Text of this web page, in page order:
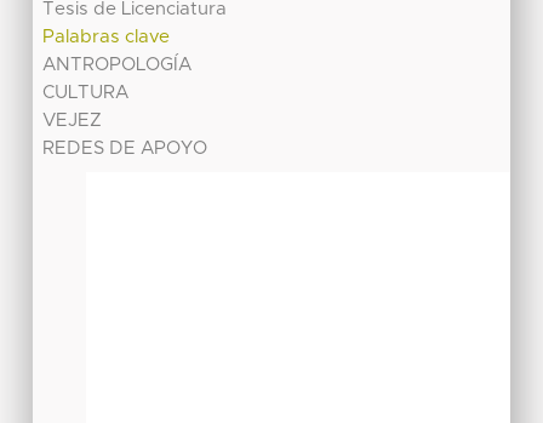
Tesis de Licenciatura
Palabras clave
ANTROPOLOGÍA
CULTURA
VEJEZ
REDES DE APOYO